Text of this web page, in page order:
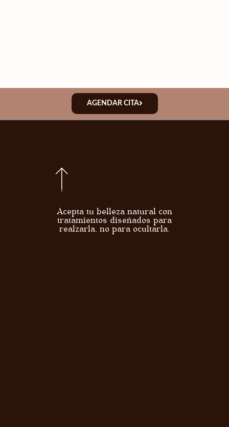
AGENDAR CITA
Acepta tu belleza natural con
tratamientos diseñados para
realzarla, no para ocultarla.